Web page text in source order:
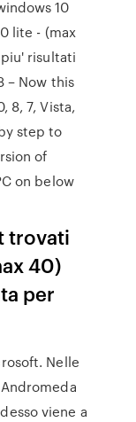
10
lite - (max
risultati
– Now this
8, 7, Vista,
step to
of
on below
trovati
40)
per
Nelle
viene a